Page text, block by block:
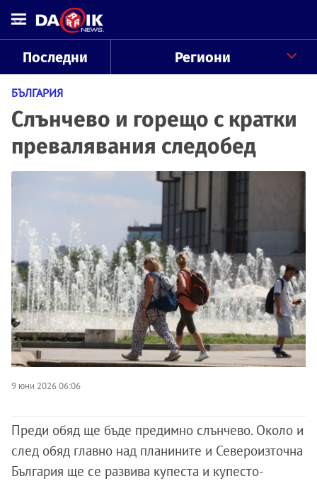
Последни Региони
БЪЛГАРИЯ
Слънчево и горещо с кратки
превалявания следобед
9 юни 2026 06:06
Преди обяд ще бъде предимно слънчево. Около и
след обяд главно над планините и Североизточна
България ще се развива купеста и купесто-